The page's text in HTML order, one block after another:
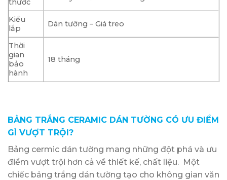
thước
Kiểu
lắp
Dán tường – Giá treo
Thời
gian
bảo
hành
18 tháng
BẢNG TRẮNG CERAMIC DÁN TƯỜNG CÓ ƯU ĐIỂM
GÌ VƯỢT TRỘI?
Bảng cermic dán tường mang những đột phá và ưu
điểm vượt trội hơn cả về thiết kế, chất liệu. Một
chiếc bảng trắng dán tường tạo cho không gian văn